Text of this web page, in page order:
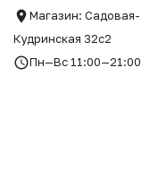
Магазин: Садовая-
Кудринская 32с2
Пн—Вс 11:00—21:00